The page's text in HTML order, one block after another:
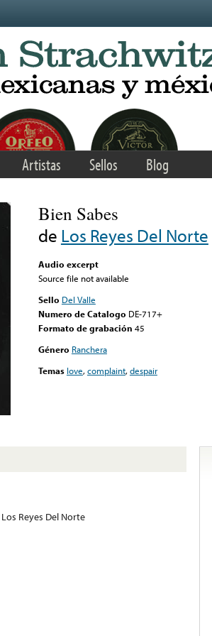
Artistas Sellos Blog
Bien Sabes
de Los Reyes Del Norte
Audio excerpt
Source file not available
Sello Del Valle
Numero de Catalogo DE-717+
Formato de grabación 45
Género Ranchera
Temas love,complaint,despair
Los Reyes Del Norte